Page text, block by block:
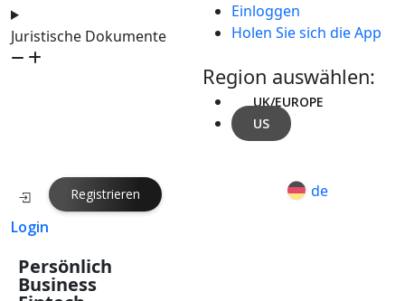
Juristische Dokumente
Einloggen
Holen Sie sich die App
Region auswählen:
UK/EUROPE
US
Login
Registrieren de
Persönlich
Business